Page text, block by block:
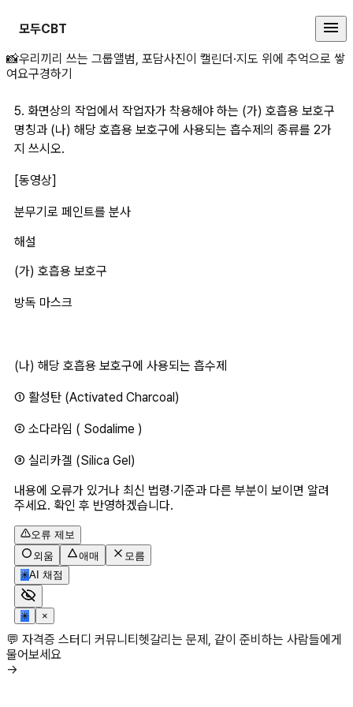
모두CBT
5. 화면상의 작업에서 작업자가 착
📸우리끼리 쓰는 그룹앨범, 포담사진이 캘린더·지도 위에 추억으로 쌓
여요구경하기
5. 화면상의 작업에서 작업자가 착용해야 하는 (가) 호흡용 보호구
명칭과 (나) 해당 호흡용 보호구에 사용되는 흡수제의 종류를 2가
지 쓰시오.
[동영상]
분무기로 페인트를 분사
해설
(가) 호흡용 보호구
방독 마스크
(나) 해당 호흡용 보호구에 사용되는 흡수제
① 활성탄 (Activated Charcoal)
② 소다라임 ( Sodalime )
③ 실리카겔 (Silica Gel)
내용에 오류가 있거나 최신 법령·기준과 다른 부분이 보이면 알려
주세요. 확인 후 반영하겠습니다.
오류 제보
외움
애매
모름
✳AI 채점
✳ ×
💬 자격증 스터디 커뮤니티헷갈리는 문제, 같이 준비하는 사람들에게
물어보세요
→